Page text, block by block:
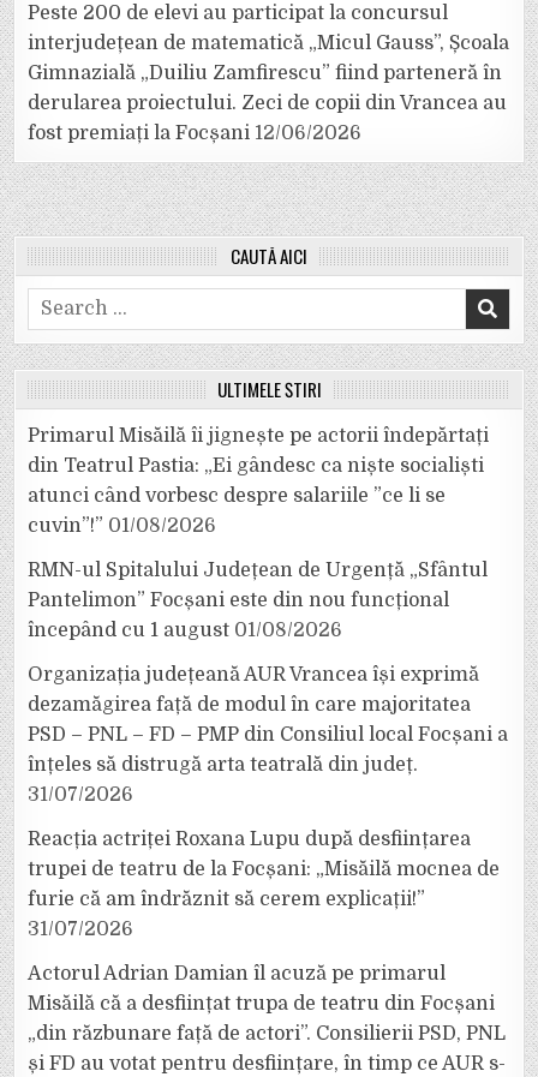
Peste 200 de elevi au participat la concursul
interjudețean de matematică „Micul Gauss”, Școala
Gimnazială „Duiliu Zamfirescu” fiind parteneră în
derularea proiectului. Zeci de copii din Vrancea au
fost premiați la Focșani 12/06/2026
CAUTĂ AICI
Search
for:
ULTIMELE ȘTIRI
Primarul Misăilă îi jignește pe actorii îndepărtați
din Teatrul Pastia: „Ei gândesc ca niște socialiști
atunci când vorbesc despre salariile ”ce li se
cuvin”!” 01/08/2026
RMN-ul Spitalului Județean de Urgență „Sfântul
Pantelimon” Focșani este din nou funcțional
începând cu 1 august 01/08/2026
Organizația județeană AUR Vrancea își exprimă
dezamăgirea față de modul în care majoritatea
PSD – PNL – FD – PMP din Consiliul local Focșani a
înțeles să distrugă arta teatrală din județ.
31/07/2026
Reacția actriței Roxana Lupu după desființarea
trupei de teatru de la Focșani: „Misăilă mocnea de
furie că am îndrăznit să cerem explicații!”
31/07/2026
Actorul Adrian Damian îl acuză pe primarul
Misăilă că a desființat trupa de teatru din Focșani
„din răzbunare față de actori”. Consilierii PSD, PNL
și FD au votat pentru desființare, în timp ce AUR s-